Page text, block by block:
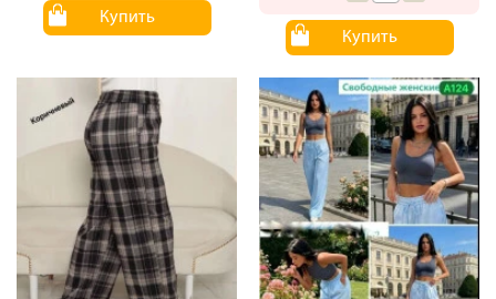
Купить
Купить